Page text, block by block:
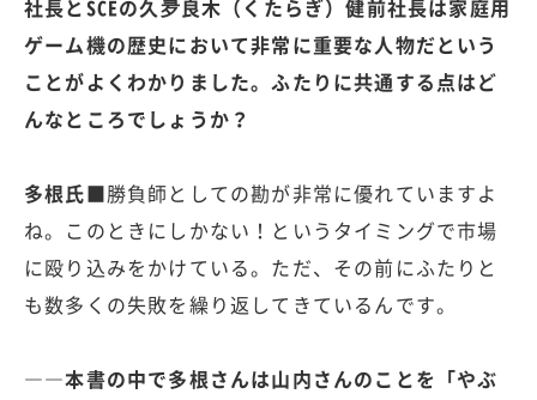
社長とSCEの久夛良木（くたらぎ）健前社長は家庭用
ゲーム機の歴史において非常に重要な人物だという
ことがよくわかりました。ふたりに共通する点はど
んなところでしょうか？
多根氏■勝負師としての勘が非常に優れていますよ
ね。このときにしかない！というタイミングで市場
に殴り込みをかけている。ただ、その前にふたりと
も数多くの失敗を繰り返してきているんです。
――本書の中で多根さんは山内さんのことを「やぶ